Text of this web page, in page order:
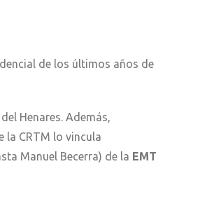
de los últimos años de
Henares. Además,
la CRTM lo vincula
Manuel Becerra) de la EMT